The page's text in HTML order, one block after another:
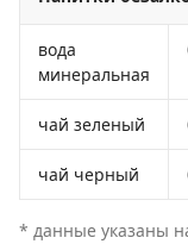
вода
минеральная
чай зеленый
чай черный
* данные указаны